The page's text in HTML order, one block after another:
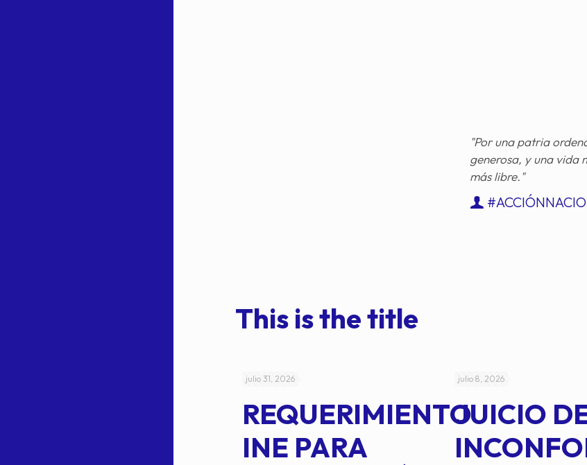
"Por una patria
generosa, y una vida
más libre."
This is the title
julio 31, 2026
REQUERIMIENTO
INE PARA
julio 8, 2026
JUICIO